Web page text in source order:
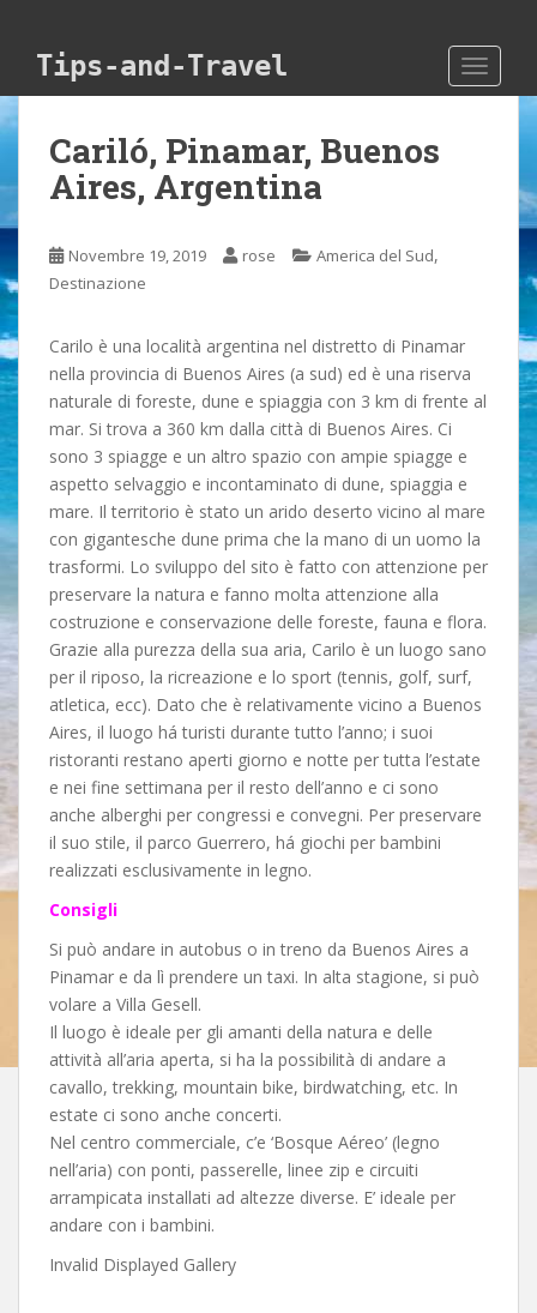
Tips-and-Travel
Cariló, Pinamar, Buenos
Aires, Argentina
Novembre 19, 2019 rose America del Sud,
Destinazione
Carilo è una località argentina nel distretto di Pinamar
nella provincia di Buenos Aires (a sud) ed è una riserva
naturale di foreste, dune e spiaggia con 3 km di frente al
mar. Si trova a 360 km dalla città di Buenos Aires. Ci
sono 3 spiagge e un altro spazio con ampie spiagge e
aspetto selvaggio e incontaminato di dune, spiaggia e
mare. Il territorio è stato un arido deserto vicino al mare
con gigantesche dune prima che la mano di un uomo la
trasformi. Lo sviluppo del sito è fatto con attenzione per
preservare la natura e fanno molta attenzione alla
costruzione e conservazione delle foreste, fauna e flora.
Grazie alla purezza della sua aria, Carilo è un luogo sano
per il riposo, la ricreazione e lo sport (tennis, golf, surf,
atletica, ecc). Dato che è relativamente vicino a Buenos
Aires, il luogo há turisti durante tutto l’anno; i suoi
ristoranti restano aperti giorno e notte per tutta l’estate
e nei fine settimana per il resto dell’anno e ci sono
anche alberghi per congressi e convegni. Per preservare
il suo stile, il parco Guerrero, há giochi per bambini
realizzati esclusivamente in legno.
Consigli
Si può andare in autobus o in treno da Buenos Aires a
Pinamar e da lì prendere un taxi. In alta stagione, si può
volare a Villa Gesell.
Il luogo è ideale per gli amanti della natura e delle
attività all’aria aperta, si ha la possibilità di andare a
cavallo, trekking, mountain bike, birdwatching, etc. In
estate ci sono anche concerti.
Nel centro commerciale, c’e ‘Bosque Aéreo’ (legno
nell’aria) con ponti, passerelle, linee zip e circuiti
arrampicata installati ad altezze diverse. E’ ideale per
andare con i bambini.
Invalid Displayed Gallery